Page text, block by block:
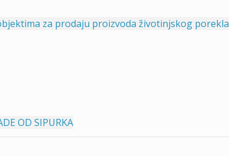
za prodaju proizvoda životinjskog porekla
OD SIPURKA